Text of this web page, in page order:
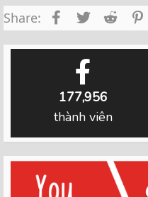
Share: FacebookTwitter
177,956
thành viên